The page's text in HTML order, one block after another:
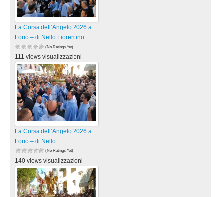
La Corsa dell’Angelo 2026 a
Forio – di Nello Fiorentino
(No Ratings Yet)
111 views visualizzazioni
La Corsa dell’Angelo 2026 a
Forio – di Nello
(No Ratings Yet)
140 views visualizzazioni